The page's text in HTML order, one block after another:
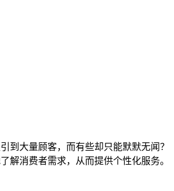
到大量顾客，而有些却只能默默无闻？
解消费者需求，从而提供个性化服务。